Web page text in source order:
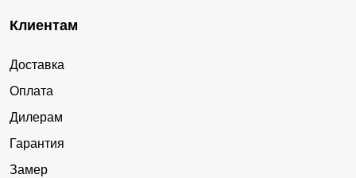
Клиентам
Доставка
Оплата
Дилерам
Гарантия
Замер